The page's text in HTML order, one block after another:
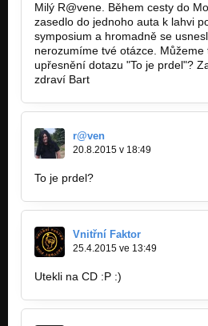
Druhej dech (2006)
Čtyři z punku a pes
Milý R@vene. Během cesty do
zasedlo do jednoho auta k lahvi
symposium a hromadně se
nerozumíme tvé otázce. Můžeme
upřesnění dotazu "To je prdel"?
zdraví Bart
r@ven
20.8.2015 v 18:49
To je prdel?
Vnitřní Faktor
25.4.2015 ve 13:49
Utekli na CD :P :)